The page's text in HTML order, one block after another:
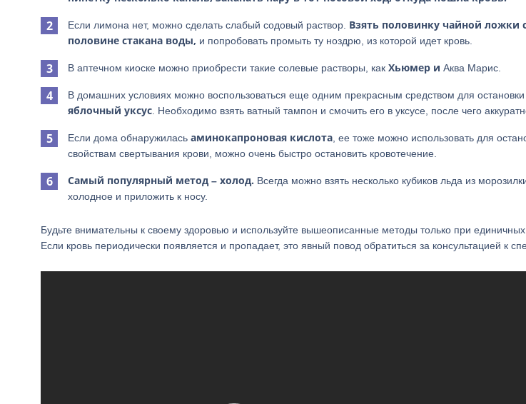
Если лимона нет, можно сделать слабый содовый раствор. Взять половинку чайной ложки
половине стакана воды, и попробовать промыть ту ноздрю, из которой идет кровь.
В аптечном киоске можно приобрести такие солевые растворы, как Хьюмер и Аква Марис.
В домашних условиях можно воспользоваться еще одним прекрасным средством для остановки
яблочный уксус . Необходимо взять ватный тампон и смочить его в уксусе, после чего
Если дома обнаружилась аминокапроновая кислота , ее тоже можно использовать для
свойствам свертывания крови, можно очень быстро остановить кровотечение.
Самый популярный метод – холод. Всегда можно взять несколько кубиков льда из
холодное и приложить к носу.
Будьте внимательны к своему здоровью и используйте вышеописанные методы только при единичных
Если кровь периодически появляется и пропадает, это явный повод обратиться за консультацией к